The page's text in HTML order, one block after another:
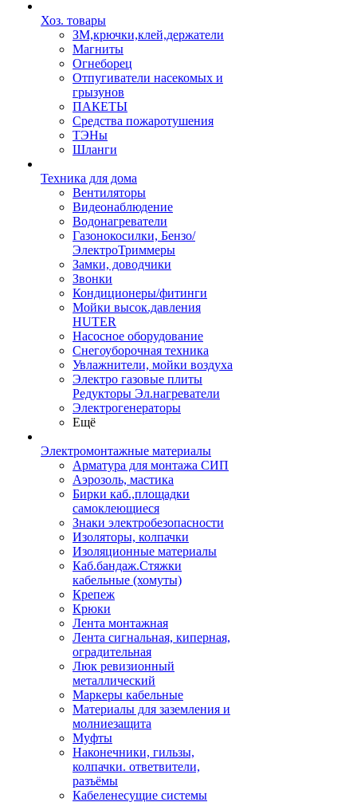
Хоз. товары
ЗМ,крючки,клей,держатели
Магниты
Огнеборец
Отпугиватели насекомых и
грызунов
ПАКЕТЫ
Средства пожаротушения
ТЭНы
Шланги
Техника для дома
Вентиляторы
Видеонаблюдение
Водонагреватели
Газонокосилки, Бензо/
ЭлектроТриммеры
Замки, доводчики
Звонки
Кондиционеры/фитинги
Мойки высок.давления
HUTER
Насосное оборудование
Снегоуборочная техника
Увлажнители, мойки воздуха
Электро газовые плиты
Редукторы Эл.нагреватели
Электрогенераторы
Ещё
Электромонтажные материалы
Арматура для монтажа СИП
Аэрозоль, мастика
Бирки каб.,площадки
самоклеющиеся
Знаки электробезопасности
Изоляторы, колпачки
Изоляционные материалы
Каб.бандаж.Стяжки
кабельные (хомуты)
Крепеж
Крюки
Лента монтажная
Лента сигнальная, киперная,
оградительная
Люк ревизионный
металлический
Маркеры кабельные
Материалы для заземления и
молниезащита
Муфты
Наконечники, гильзы,
колпачки. ответвители,
разъёмы
Кабеленесущие системы